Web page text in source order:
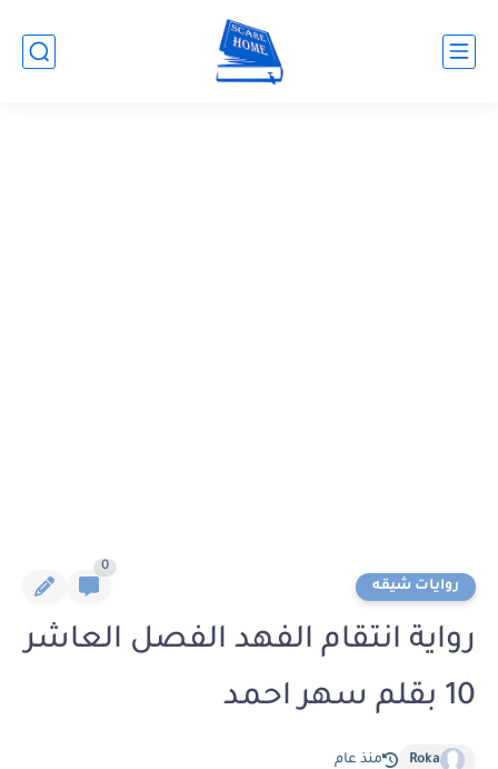
روايات شيقه
0
رواية انتقام الفهد الفصل العاشر
10 بقلم سهر احمد
Roka منذ عام